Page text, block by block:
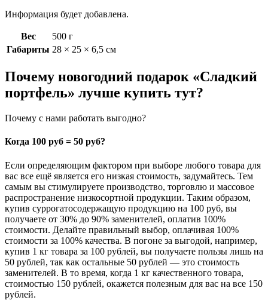
Информация будет добавлена.
Вес
500 г
Габариты 28 × 25 × 6,5 см
Почему новогодний подарок «Сладкий
портфель» лучше купить тут?
Почему с нами работать выгодно?
Когда 100 руб = 50 руб?
Если определяющим фактором при выборе любого товара для
вас все ещё является его низкая стоимость, задумайтесь. Тем
самым вы стимулируете производство, торговлю и массовое
распространение низкосортной продукции. Таким образом,
купив суррогатосодержащую продукцию на 100 руб, вы
получаете от 30% до 90% заменителей, оплатив 100%
стоимости. Делайте правильный выбор, оплачивая 100%
стоимости за 100% качества. В погоне за выгодой, например,
купив 1 кг товара за 100 рублей, вы получаете пользы лишь на
50 рублей, так как остальные 50 рублей — это стоимость
заменителей. В то время, когда 1 кг качественного товара,
стоимостью 150 рублей, окажется полезным для вас на все 150
рублей.